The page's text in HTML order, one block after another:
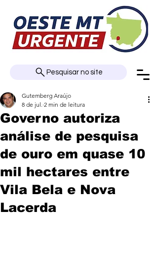
Pesquisar no site
Governo autoriza
análise de pesquisa
de ouro em quase 10
mil hectares entre
Vila Bela e Nova
Lacerda
Gutemberg Araújo
8 de jul. 2 min de leitura